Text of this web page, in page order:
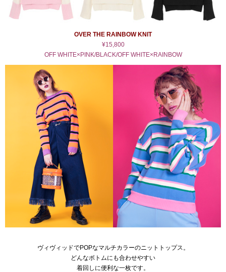
OVER THE RAINBOW KNIT
¥15,800
OFF WHITE×PINK/BLACK/OFF WHITE×RAINBOW
ヴィヴィッドでPOPなマルチカラーのニットトップス。
どんなボトムにも合わせやすい
着回しに便利な一枚です。